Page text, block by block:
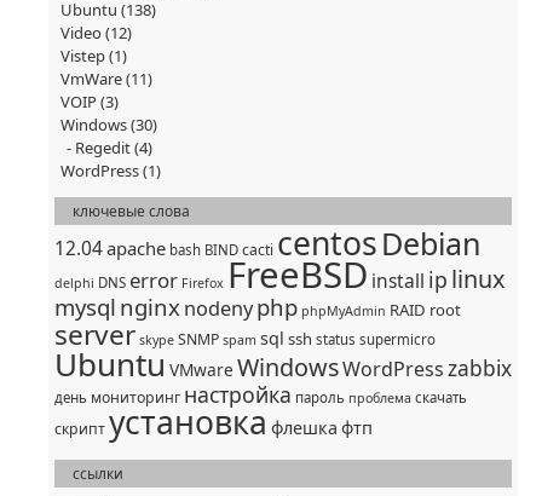
Ubuntu (138)
Video(12)
Vistep(1)
VmWare(11)
VOIP(3)
Windows(30)
Regedit(4)
WordPress(1)
ключевые слова
12.04apache bash BIND cacti centosDebian
delphi DNS error Firefox FreeBSD install ip linux
mysql nginxnodenyphp phpMyAdmin RAID root
server skype SNMP spam sql ssh status supermicro
Ubuntu VMware WindowsWordPresszabbix
день мониторинг настройка пароль проблема скачать
скриптустановка флешка фтп
ссылки